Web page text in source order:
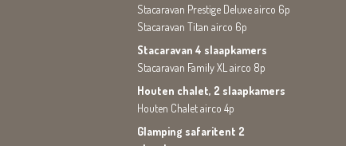
Stacaravan Prestige Deluxe airco 6p
Stacaravan Titan airco 6p
Stacaravan 4 slaapkamers
Stacaravan Family XL airco 8p
Houten chalet, 2 slaapkamers
Houten Chalet airco 4p
Glamping safaritent 2